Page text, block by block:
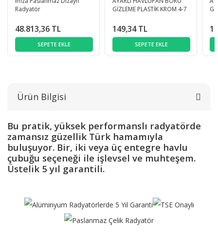
Radyatör
48.813,36 TL
SEPETE EKLE
GİZLEME PLASTİK KROM 4-7
149,34 TL
SEPETE EKLE
Ürün Bilgisi
Bu pratik, yüksek performanslı radyatörde
zamansız güzellik Türk hamamıyla
buluşuyor. Bir, iki veya üç entegre havlu
çubuğu seçeneği ile işlevsel ve muhteşem.
Üstelik 5 yıl garantili.